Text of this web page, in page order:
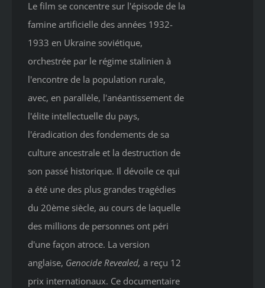
Le film se concentre sur l'épisode de la
famine artificielle des années 1932-
1933 en Ukraine soviétique,
orchestrée par le régime stalinien à
l'encontre de la population rurale,
avec, en parallèle, l'anéantissement de
l'élite intellectuelle du pays,
l'éradication des fondements de sa
culture ancestrale et la destruction de
son passé historique. Il dévoile ce qui
a été une des plus grandes tragédies
du 20ème siècle, au cours de laquelle
des millions de personnes ont péri
d'une façon atroce. La version
anglaise, Genocide Revealed, a reçu 12
prix internationaux. Ce documentaire